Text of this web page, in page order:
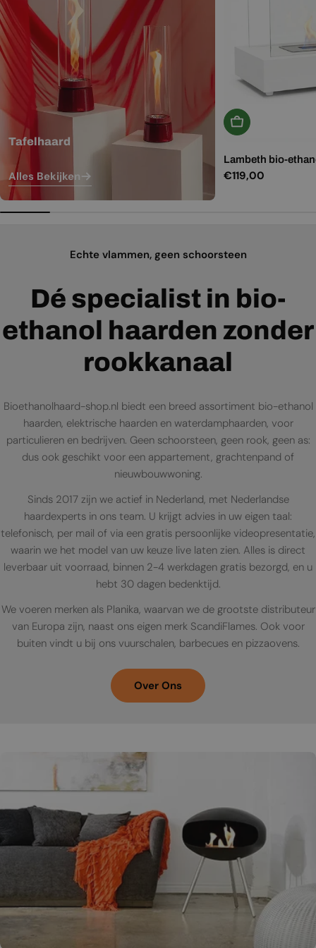
Tafelhaard
Alles Bekijken
In Winkelwagen
Lambeth bio-
Normale
€119,00
Echte vlammen, geen schoorsteen
Dé specialist in bio-
ethanol haarden zonder
rookkanaal
Bioethanolhaard-shop.nl biedt een breed assortiment bio-ethanol
haarden, elektrische haarden en waterdamphaarden, voor
particulieren en bedrijven. Geen schoorsteen, geen rook, geen as:
dus ook geschikt voor een appartement, grachtenpand of
nieuwbouwwoning.
Sinds 2017 zijn we actief in Nederland, met Nederlandse
haardexperts in ons team. U krijgt advies in uw eigen taal:
telefonisch, per mail of via een gratis persoonlijke videopresentatie,
waarin we het model van uw keuze live laten zien. Alles is direct
leverbaar uit voorraad, binnen 2-4 werkdagen gratis bezorgd, en u
hebt 30 dagen bedenktijd.
We voeren merken als Planika, waarvan we de grootste distributeur
van Europa zijn, naast ons eigen merk ScandiFlames. Ook voor
buiten vindt u bij ons vuurschalen, barbecues en pizzaovens.
Over Ons